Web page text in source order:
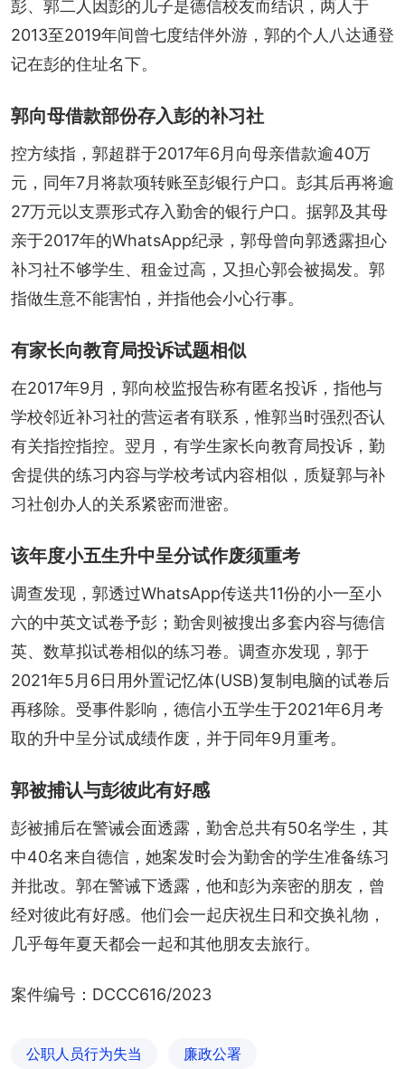
彭、郭二人因彭的儿子是德信校友而结识，两人于
2013至2019年间曾七度结伴外游，郭的个人八达通登
记在彭的住址名下。
郭向母借款部份存入彭的补习社
控方续指，郭超群于2017年6月向母亲借款逾40万
元，同年7月将款项转账至彭银行户口。彭其后再将逾
27万元以支票形式存入勤舍的银行户口。据郭及其母
亲于2017年的WhatsApp纪录，郭母曾向郭透露担心
补习社不够学生、租金过高，又担心郭会被揭发。郭
指做生意不能害怕，并指他会小心行事。
有家长向教育局投诉试题相似
在2017年9月，郭向校监报告称有匿名投诉，指他与
学校邻近补习社的营运者有联系，惟郭当时强烈否认
有关指控指控。翌月，有学生家长向教育局投诉，勤
舍提供的练习内容与学校考试内容相似，质疑郭与补
习社创办人的关系紧密而泄密。
该年度小五生升中呈分试作废须重考
调查发现，郭透过WhatsApp传送共11份的小一至小
六的中英文试卷予彭；勤舍则被搜出多套内容与德信
英、数草拟试卷相似的练习卷。调查亦发现，郭于
2021年5月6日用外置记忆体(USB)复制电脑的试卷后
再移除。受事件影响，德信小五学生于2021年6月考
取的升中呈分试成绩作废，并于同年9月重考。
郭被捕认与彭彼此有好感
彭被捕后在警诫会面透露，勤舍总共有50名学生，其
中40名来自德信，她案发时会为勤舍的学生准备练习
并批改。郭在警诫下透露，他和彭为亲密的朋友，曾
经对彼此有好感。他们会一起庆祝生日和交换礼物，
几乎每年夏天都会一起和其他朋友去旅行。
案件编号：DCCC616/2023
公职人员行为失当 廉政公署